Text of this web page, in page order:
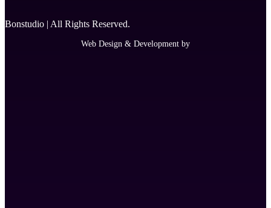
Bonstudio | All Rights Reserved.
Web Design & Development by